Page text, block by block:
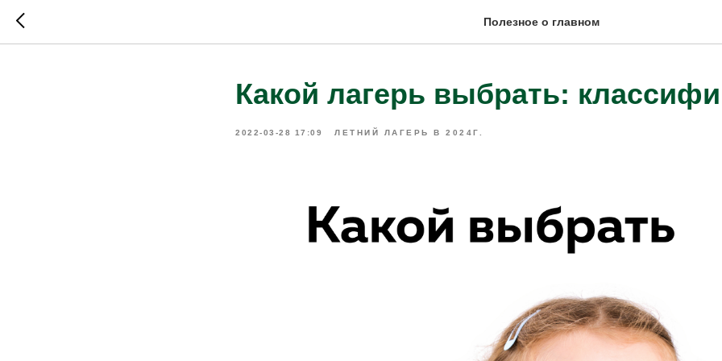
Полезное о главном
Какой лагерь выбрать:
2022-03-28 17:09 ЛЕТНИЙ ЛАГЕРЬ В 2024Г.